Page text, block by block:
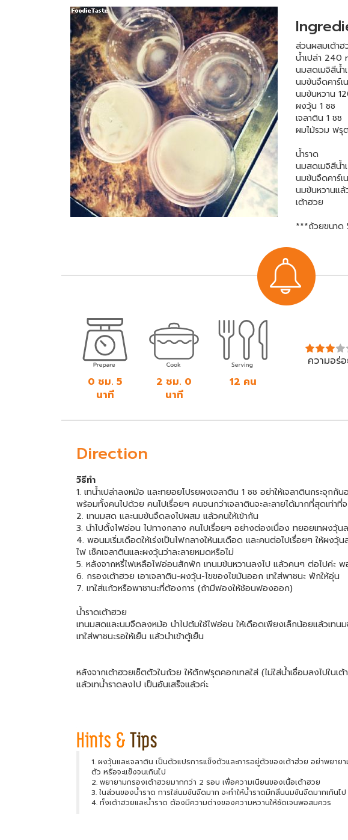
ส่วนผสมเต้าฮ
น้ำเปล่า 240
นมสดเมจิสีน้
นมข้นจืดคาร์
นมข้นหวาน
ผงวุ้น 1 ชช
เจลาติน 1 ชช
ผมไม้รวม ฟรุ
น้ำราด
นมสดเมจิสีน้
นมข้นจืดคาร์
นมข้นหวานแ
เต้าฮวย
***ถ้วยขนาด
0 ชม. 5
นาที
2 ชม. 0
นาที
12 คน
ความอร่
Direction
วิธีทำ
1. เทน้ำเปล่าลงหม้อ และทยอยโปรยผงเจลาติน 1 ชช อย่าให้เจลาตินกระจุกกั
พร้อมทั้งคนไปด้วย คนไปเรื่อยๆ คนจนกว่าเจลาตินจะละลายได้มากที่สุดเท่าที่จ
2. เทนมสด และนมข้นจืดลงไปผสม แล้วคนให้เข้ากัน
3. นำไปตั้งไฟอ่อน ไปทางกลาง คนไปเรื่อยๆ อย่างต่องเนื่อง ทยอยเทผงวุ้น
4. พอนมเริ่มเดือดให้เร่งเป็นไฟกลางให้นมเดือด และคนต่อไปเรื่อยๆ ให้ผงวุ้
ไฟ เช็คเจลาตินและผงวุ้นว่าละลายหมดหรือไม่
5. หลังจากหรี่ไฟเหลือไฟอ่อนสักพัก เทนมข้นหวานลงไป แล้วคนๆ ต่อไปค่ะ
6. กรองเต้าฮวย เอาเจลาติน-ผงวุ้น-ไขของไขมันออก เทใส่พาชนะ พักให้อุ่น
7. เทใส่แก้วหรือพาชานะที่ต้องการ (ถ้ามีฟองให้ช้อนฟองออก)
น้ำราดเต้าฮวย
เทนมสดและนมจืดลงหม้อ นำไปต้มใช้ไฟอ่อน ให้เดือดเพียงเล็กน้อยแล้วเทนม
เทใส่พาชนะรอให้เย็น แล้วนำเข้าตู้เย็น
หลังจากเต้าฮวยเซ็ตตัวในถ้วย ให้ตักฟรุตคอกเทลใส่ (ไม่ใส่น้ำเชื่อมลงไปในเต้
แล้วเทน้ำราดลงไป เป็นอันเสร็จแล้วค่ะ
1. ผงวุ้นและเจลาติน เป็นตัวแปรการแข็งตัวและการอยู่ตัวของเต้าฮ่วย อย่าพยายา
ตัว หรือจะแข็งจนเกินไป
2. พยายามกรองเต้าฮวยมากกว่า 2 รอบ เพื่อความเนียนของเนื้อเต้าฮวย
3. ในส่วนของน้ำราด การใส่นมข้นจืดมาก จะทำให้น้ำราดมีกลิ่นนมข้นจืดมากเกิน
4. ทั้งเต้าฮวยและน้ำราด ต้องมีความต่างของความหวานให้ชัดเจนพอสมควร